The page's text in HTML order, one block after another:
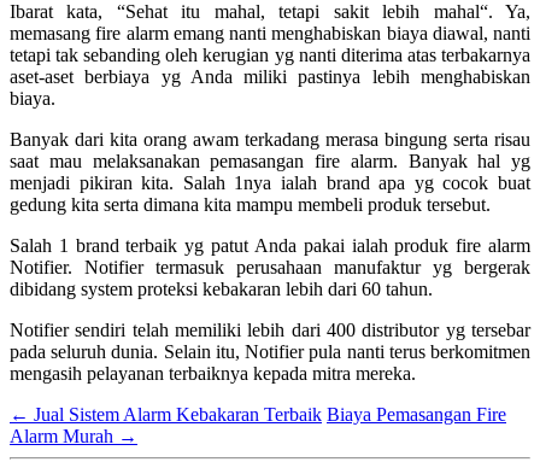
Ibarat kata, “Sehat itu mahal, tetapi sakit lebih mahal“. Ya,
memasang fire alarm emang nanti menghabiskan biaya diawal, nanti
tetapi tak sebanding oleh kerugian yg nanti diterima atas terbakarnya
aset-aset berbiaya yg Anda miliki pastinya lebih menghabiskan
biaya.
Banyak dari kita orang awam terkadang merasa bingung serta risau
saat mau melaksanakan pemasangan fire alarm. Banyak hal yg
menjadi pikiran kita. Salah 1nya ialah brand apa yg cocok buat
gedung kita serta dimana kita mampu membeli produk tersebut.
Salah 1 brand terbaik yg patut Anda pakai ialah produk fire alarm
Notifier. Notifier termasuk perusahaan manufaktur yg bergerak
dibidang system proteksi kebakaran lebih dari 60 tahun.
Notifier sendiri telah memiliki lebih dari 400 distributor yg tersebar
pada seluruh dunia. Selain itu, Notifier pula nanti terus berkomitmen
mengasih pelayanan terbaiknya kepada mitra mereka.
← Jual Sistem Alarm Kebakaran Terbaik Biaya Pemasangan Fire
Alarm Murah →